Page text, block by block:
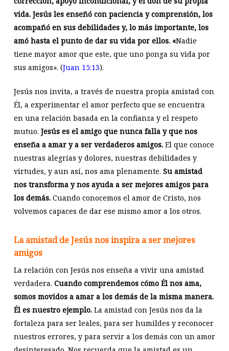
vida. Jesús les enseñó con paciencia y comprensión, los
acompañó en sus debilidades y, lo más importante, los
amó hasta el punto de dar su vida por ellos. «Nadie
tiene mayor amor que este, que uno ponga su vida por
sus amigos». (Juan 15:13).
Jesús nos invita, a través de nuestra propia amistad con
Él, a experimentar el amor perfecto que se encuentra
en una relación basada en la confianza y el respeto
mutuo. Jesús es el amigo que nunca falla y que nos
enseña a amar y a ser verdaderos amigos. El que conoce
nuestras alegrías y dolores, nuestras debilidades y
virtudes, y aun así, nos ama plenamente. Su amistad
nos transforma y nos ayuda a ser mejores amigos para
los demás.Cuando conocemos el amor de Cristo, nos
volvemos capaces de dar ese mismo amor a los otros.
La amistad de Jesús nos inspira a ser mejores
amigos
La relación con Jesús nos enseña a vivir una amistad
verdadera. Cuando comprendemos cómo Él nos ama,
somos movidos a amar a los demás de la misma manera.
Él es nuestro ejemplo.La amistad con Jesús nos da la
fortaleza para ser leales, para ser humildes y reconocer
nuestros errores, y para servir a los demás con un amor